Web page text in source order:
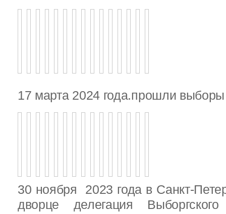
17 марта 2024 года.прошли
30 ноября 2023 года в Санкт-
дворце делегация